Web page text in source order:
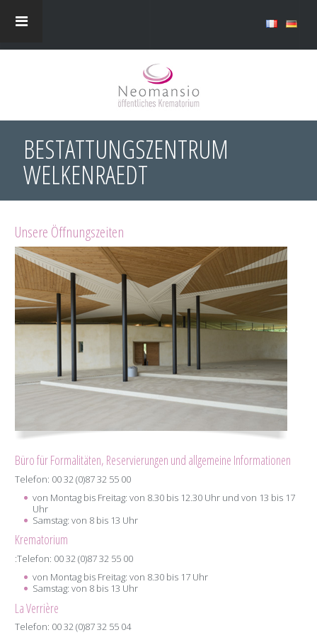
BESTATTUNGSZENTRUM
WELKENRAEDT
Unsere Öffnungszeiten
Büro für Formalitäten, Reservierungen und allgemeine Informationen
Telefon: 00 32 (0)87 32 55 00
von Montag bis Freitag: von 8.30 bis 12.30 Uhr und von 13 bis 17
Uhr
Samstag: von 8 bis 13 Uhr
Krematorium
:Telefon: 00 32 (0)87 32 55 00
von Montag bis Freitag: von 8.30 bis 17 Uhr
Samstag: von 8 bis 13 Uhr
La Verrière
Telefon: 00 32 (0)87 32 55 04